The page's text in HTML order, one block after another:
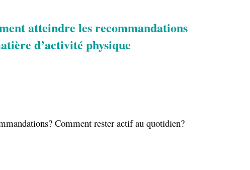
atteindre les recommandations
d’activité physique
Comment rester actif au quotidien?